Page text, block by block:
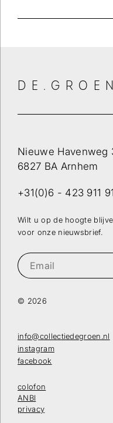
DE.GROEN
Nieuwe Havenweg
6827 BA Arnhem
+31(0)6 - 423 911 91
Wilt u op de hoogte
voor onze nieuwsbrief.
© 2026
info@collectiedegroen.nl
instagram
facebook
colofon
ANBI
privacy